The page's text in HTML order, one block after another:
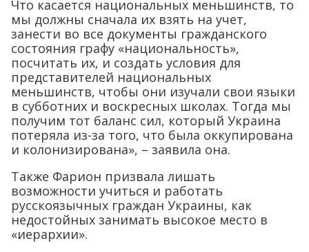
Что касается национальных меньшинств, то
мы должны сначала их взять на учет,
занести во все документы гражданского
состояния графу «национальность»,
посчитать их, и создать условия для
представителей национальных
меньшинств, чтобы они изучали свои языки
в субботних и воскресных школах. Тогда мы
получим тот баланс сил, который Украина
потеряла из-за того, что была оккупирована
и колонизирована», – заявила она.
Также Фарион призвала лишать
возможности учиться и работать
русскоязычных граждан Украины, как
недостойных занимать высокое место в
«иерархии».